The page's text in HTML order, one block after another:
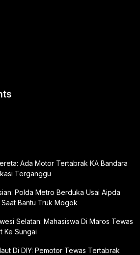
Ada Motor Tertabrak KA Bandara
Terganggu
Polda Metro Berduka Usai Aipda
Bantu Truk Mogok
Selatan: Mahasiswa Di Maros Tewas
Ke Sungai
Di DIY: Pemotor Tewas Tertabrak